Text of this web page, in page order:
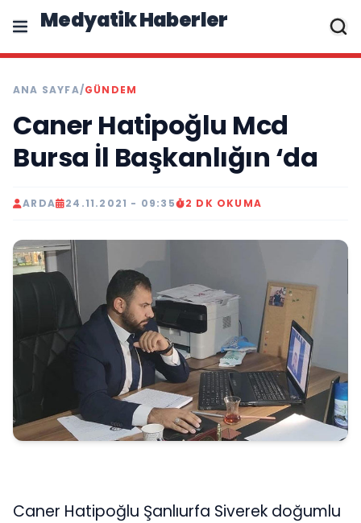
Medyatik Haberler
ANA SAYFA/GÜNDEM
Caner Hatipoğlu Mcd
Bursa İl Başkanlığın ‘da
ARDA 24.11.2021 - 09:35 2 DK OKUMA
Caner Hatipoğlu Şanlıurfa Siverek doğumlu